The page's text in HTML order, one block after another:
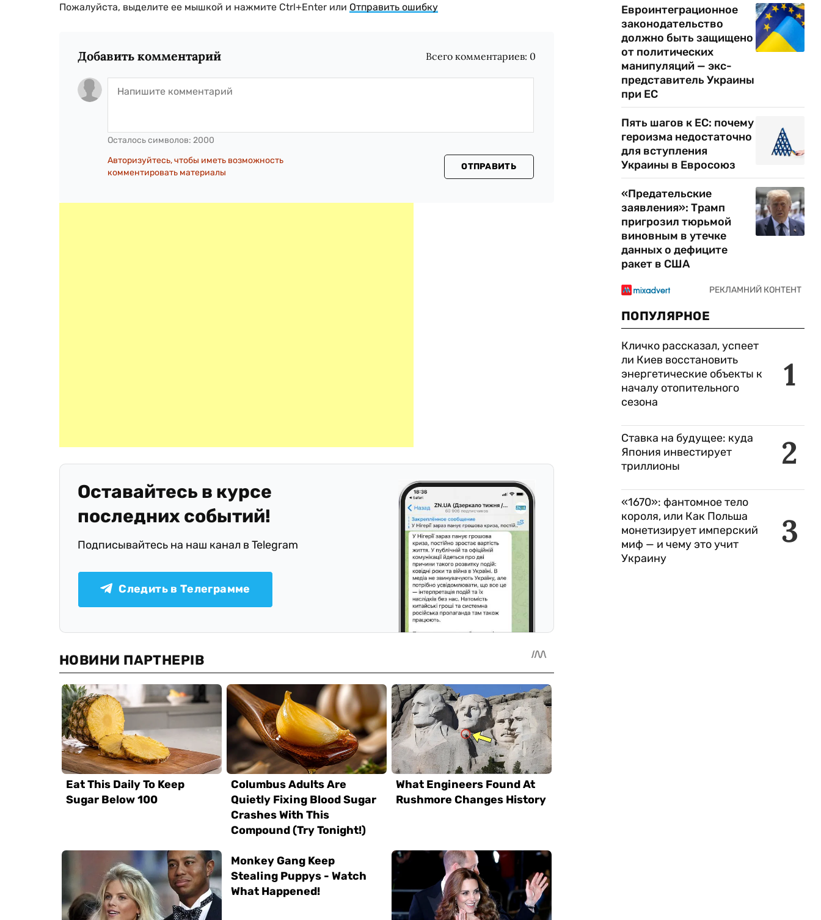
Пожалуйста, выделите ее мышкой и нажмите Ctrl+Enter или Отправить ошибку
Добавить комментарий Всего комментариев: 0
Осталось символов: 2000
Авторизуйтесь, чтобы иметь возможность
комментировать материалы
ОТПРАВИТЬ
Оставайтесь в курсе
последних событий!
Подписывайтесь на наш канал в Telegram
Следить в Телеграмме
Евроинтеграционное
законодательство
должно быть защищено
от политических
манипуляций — экс-
представитель Украины
при ЕС
Пять шагов к ЕС: почему
героизма недостаточно
для вступления
Украины в Евросоюз
«Предательские
заявления»: Трамп
пригрозил тюрьмой
виновным в утечке
данных о дефиците
ракет в США
ПОПУЛЯРНОЕ
1
Кличко рассказал, успеет
ли Киев восстановить
энергетические объекты к
началу отопительного
сезона
2
Ставка на будущее: куда
Япония инвестирует
триллионы
3
«1670»: фантомное тело
короля, или Как Польша
монетизирует имперский
миф — и чему это учит
Украину